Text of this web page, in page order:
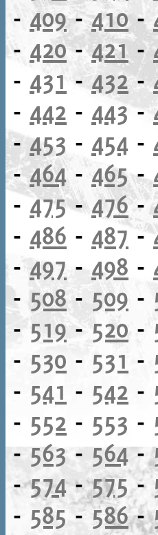
- 409-410-
- 420-421-
- 431 -432-
- 442 - 443-
-453 - 454 -
-464 -465-
-475-476-
- 486 - 487-
-497 - 498 -
-508-509 -
-519-520 -
- 530 - 531 -
- 541 - 542 -
- 552 - 553 -
-563-564-
-574-575-
- 585-586-